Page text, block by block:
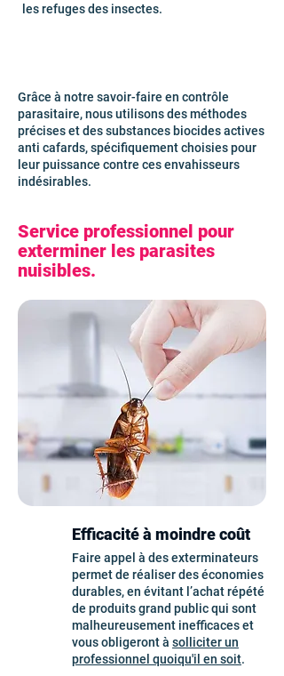
les refuges des insectes.
Grâce à notre savoir-faire en contrôle
parasitaire, nous utilisons des méthodes
précises et des substances biocides actives
anti cafards, spécifiquement choisies pour
leur puissance contre ces envahisseurs
indésirables.
Service professionnel pour
exterminer les parasites
nuisibles.
Efficacité à moindre coût
Faire appel à des exterminateurs
permet de réaliser des économies
durables, en évitant l’achat répété
de produits grand public qui sont
malheureusement inefficaces et
vous obligeront à solliciter un
professionnel quoiqu'il en soit.